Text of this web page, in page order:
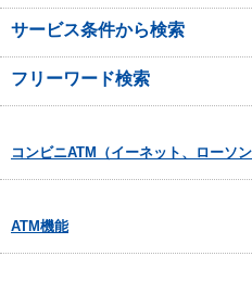
サービス条件から検索
フリーワード検索
コンビニATM（イーネット、ローソ
ATM機能